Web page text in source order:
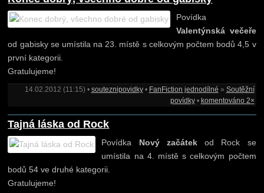
Povídka
Valentýnská večeře
od gabisky se umístila na 23. místě s celkovým počtem bodů 4,5 v
první kategorii.
Gratulujeme!
14.02.2012 (11:15) • souteznipovidky• FanFiction jednodílné » Soutěžní
povídky• komentováno 2×
Tajná láska od Rock
Povídka Nový začátekod Rock se
umístila na 4. místě s celkovým počtem
bodů 54 ve druhé kategorii.
Gratulujeme!